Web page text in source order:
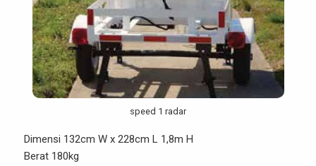
speed 1 radar
Dimensi 132cm W x 228cm L 1,8m H
Berat 180kg